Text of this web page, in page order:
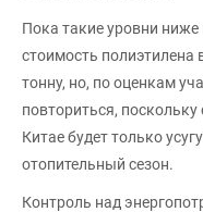
Пока такие уровни
стоимость полиэтилена
тонну, но, по оценкам
повториться,
Китае будет только
отопительный сезон.
Контроль над